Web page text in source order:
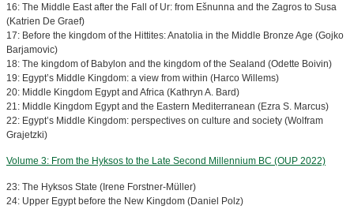
16: The Middle East after the Fall of Ur: from Ešnunna and the Zagros to Susa
(Katrien De Graef)
17: Before the kingdom of the Hittites: Anatolia in the Middle Bronze Age (Gojko
Barjamovic)
18: The kingdom of Babylon and the kingdom of the Sealand (Odette Boivin)
19: Egypt’s Middle Kingdom: a view from within (Harco Willems)
20: Middle Kingdom Egypt and Africa (Kathryn A. Bard)
21: Middle Kingdom Egypt and the Eastern Mediterranean (Ezra S. Marcus)
22: Egypt’s Middle Kingdom: perspectives on culture and society (Wolfram
Grajetzki)
Volume 3: From the Hyksos to the Late Second Millennium BC (OUP 2022)
23: The Hyksos State (Irene Forstner-Müller)
24: Upper Egypt before the New Kingdom (Daniel Polz)